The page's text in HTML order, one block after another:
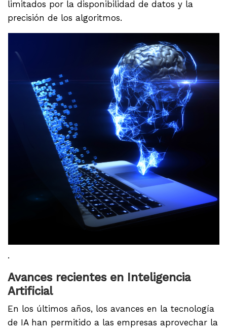
limitados por la disponibilidad de datos y la
precisión de los algoritmos.
.
Avances recientes en Inteligencia
Artificial
En los últimos años, los avances en la tecnología
de IA han permitido a las empresas aprovechar la